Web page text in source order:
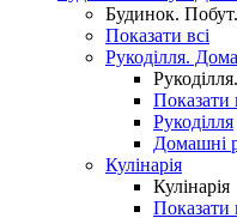
Будинок.
Показати всі
Рукоділля.
Показати
Рукоділля
Домашні
Кулінарія
Кулінарія
Показати